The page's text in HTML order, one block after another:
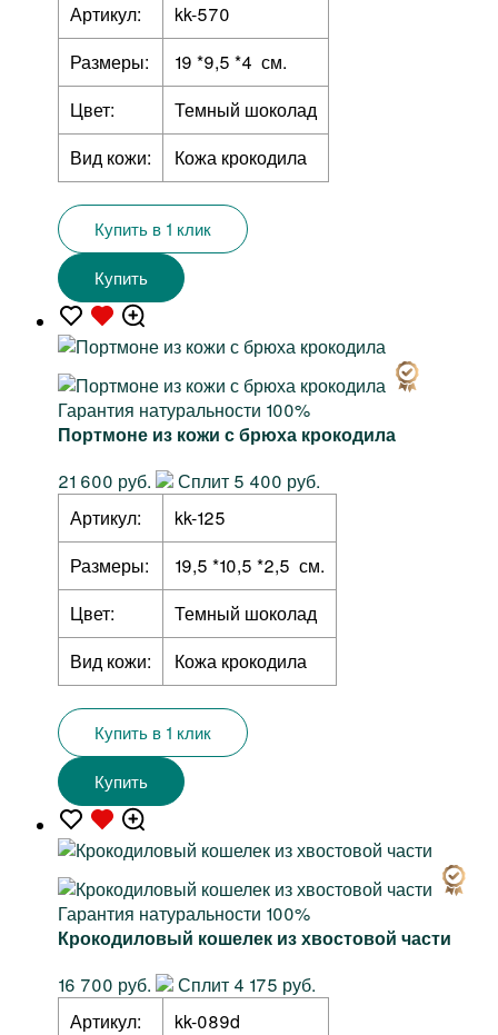
Артикул:
kk-570
Размеры:
19 *9,5 *4 см.
Цвет:
Темный шоколад
Вид кожи:
Кожа крокодила
Купить в 1 клик
Купить
Гарантия натуральности 100%
Портмоне из кожи с брюха крокодила
21 600 руб.
Сплит 5 400 руб.
Артикул:
kk-125
Размеры:
19,5 *10,5 *2,5 см.
Цвет:
Темный шоколад
Вид кожи:
Кожа крокодила
Купить в 1 клик
Купить
Гарантия натуральности 100%
Крокодиловый кошелек из хвостовой части
16 700 руб.
Сплит 4 175 руб.
Артикул:
kk-089d